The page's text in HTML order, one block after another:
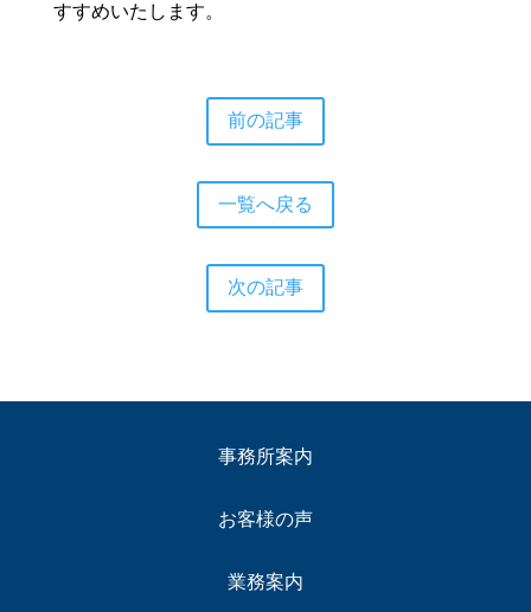
すすめいたします。
前の記事
一覧へ戻る
次の記事
事務所案内
お客様の声
業務案内